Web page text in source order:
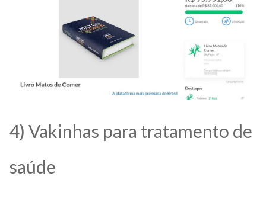
4) Vakinhas para tratamento de
saúde